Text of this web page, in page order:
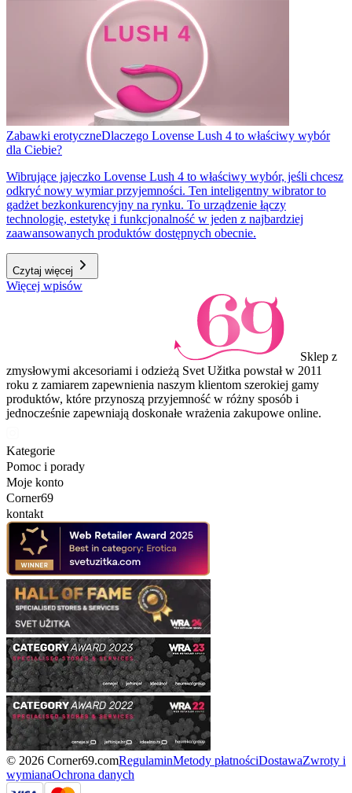
Zabawki erotyczneDlaczego Lovense Lush 4 to właściwy wybór
dla Ciebie?
Wibrujące jajeczko Lovense Lush 4 to właściwy wybór, jeśli chcesz
odkryć nowy wymiar przyjemności. Ten inteligentny wibrator to
gadżet bezkonkurencyjny na rynku. To urządzenie łączy
technologię, estetykę i funkcjonalność w jeden z najbardziej
zaawansowanych produktów dostępnych obecnie.
Czytaj więcej
Więcej wpisów
Sklep z
zmysłowymi akcesoriami i odzieżą Svet Užitka powstał w 2011
roku z zamiarem zapewnienia naszym klientom szerokiej gamy
produktów, które przynoszą przyjemność w różny sposób i
jednocześnie zapewniają doskonałe wrażenia zakupowe online.
Kategorie
Pomoc i porady
Moje konto
Corner69
kontakt
© 2026 Corner69.comRegulaminMetody płatnościDostawaZwroty i
wymianaOchrona danych